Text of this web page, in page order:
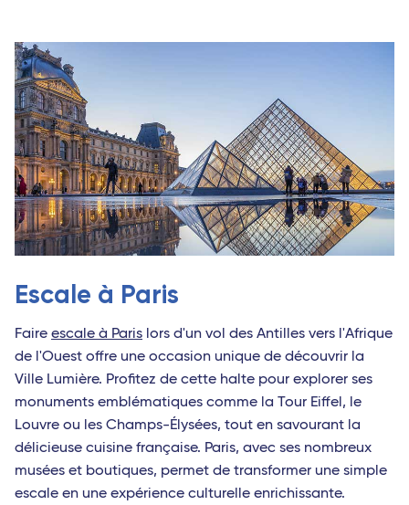
Escale à Paris
Faire escale à Paris lors d'un vol des Antilles vers l'Afrique
de l'Ouest offre une occasion unique de découvrir la
Ville Lumière. Profitez de cette halte pour explorer ses
monuments emblématiques comme la Tour Eiffel, le
Louvre ou les Champs-Élysées, tout en savourant la
délicieuse cuisine française. Paris, avec ses nombreux
musées et boutiques, permet de transformer une simple
escale en une expérience culturelle enrichissante.